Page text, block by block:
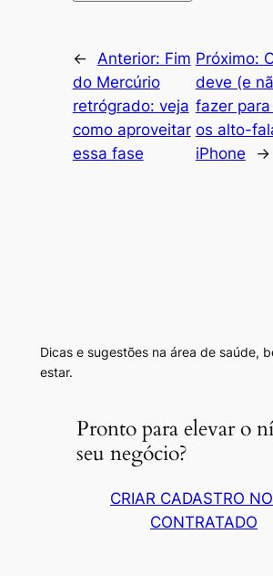
← Anterior: Fim
do Mercúrio
retrógrado: veja
como aproveitar
essa fase
Próximo:
deve (e
fazer
os alto-
iPhone
→
Dicas e sugestões na área de saúde,
estar.
Pronto para elevar o
seu negócio?
CRIAR CADASTRO
CONTRATADO